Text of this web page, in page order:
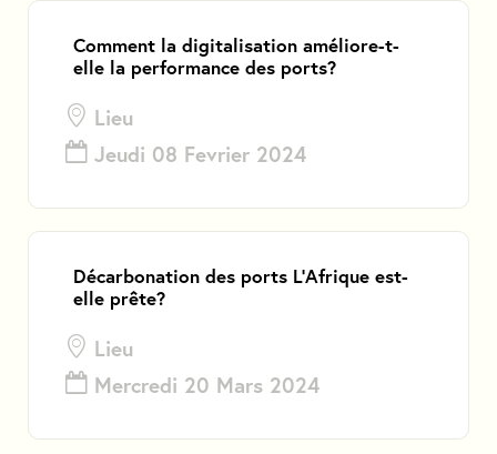
Comment la digitalisation améliore-t-
elle la performance des ports?
Lieu
Jeudi 08 Fevrier 2024
Décarbonation des ports L’Afrique est-
elle prête?
Lieu
Mercredi 20 Mars 2024